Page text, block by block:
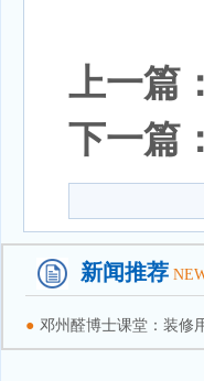
上一篇：
下一篇：
新闻推荐
● 邓州醛博士课堂：装修